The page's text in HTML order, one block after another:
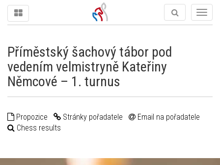
Příměstský šachový tábor pod
vedením velmistryně Kateřiny
Němcové – 1. turnus
Propozice Stránky pořadatele
Email na pořadatele
Chess results